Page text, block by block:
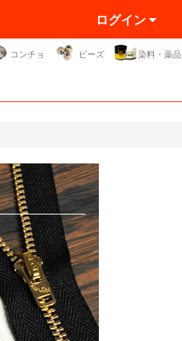
ログイン
コンチョ ビーズ 染料・薬品